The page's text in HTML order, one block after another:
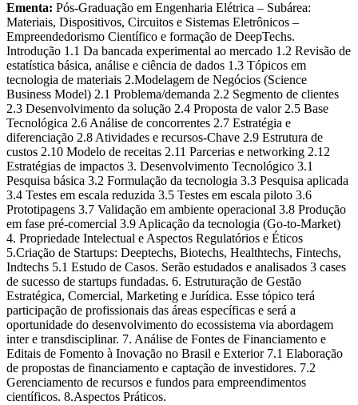
Ementa: Pós-Graduação em Engenharia Elétrica – Subárea:
Materiais, Dispositivos, Circuitos e Sistemas Eletrônicos –
Empreendedorismo Científico e formação de DeepTechs.
Introdução 1.1 Da bancada experimental ao mercado 1.2 Revisão de
estatística básica, análise e ciência de dados 1.3 Tópicos em
tecnologia de materiais 2.Modelagem de Negócios (Science
Business Model) 2.1 Problema/demanda 2.2 Segmento de clientes
2.3 Desenvolvimento da solução 2.4 Proposta de valor 2.5 Base
Tecnológica 2.6 Análise de concorrentes 2.7 Estratégia e
diferenciação 2.8 Atividades e recursos-Chave 2.9 Estrutura de
custos 2.10 Modelo de receitas 2.11 Parcerias e networking 2.12
Estratégias de impactos 3. Desenvolvimento Tecnológico 3.1
Pesquisa básica 3.2 Formulação da tecnologia 3.3 Pesquisa aplicada
3.4 Testes em escala reduzida 3.5 Testes em escala piloto 3.6
Prototipagens 3.7 Validação em ambiente operacional 3.8 Produção
em fase pré-comercial 3.9 Aplicação da tecnologia (Go-to-Market)
4. Propriedade Intelectual e Aspectos Regulatórios e Éticos
5.Criação de Startups: Deeptechs, Biotechs, Healthtechs, Fintechs,
Indtechs 5.1 Estudo de Casos. Serão estudados e analisados 3 cases
de sucesso de startups fundadas. 6. Estruturação de Gestão
Estratégica, Comercial, Marketing e Jurídica. Esse tópico terá
participação de profissionais das áreas específicas e será a
oportunidade do desenvolvimento do ecossistema via abordagem
inter e transdisciplinar. 7. Análise de Fontes de Financiamento e
Editais de Fomento à Inovação no Brasil e Exterior 7.1 Elaboração
de propostas de financiamento e captação de investidores. 7.2
Gerenciamento de recursos e fundos para empreendimentos
científicos. 8.Aspectos Práticos.